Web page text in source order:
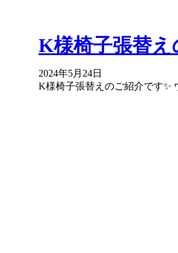
K様椅子張替え
2024年5月24日
K様椅子張替えのご紹介です✨